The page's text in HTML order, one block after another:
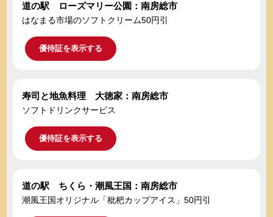
道の駅 ローズマリー公園：南房総市
はなまる市場のソフトクリーム50円引
優待証を表示する
寿司と地魚料理 大徳家：南房総市
ソフトドリンクサービス
優待証を表示する
道の駅 ちくら・潮風王国：南房総市
潮風王国オリジナル「枇杷カップアイス」50円引